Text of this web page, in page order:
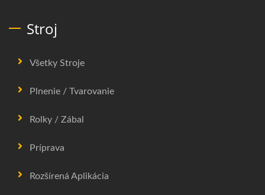
Stroj
Všetky Stroje
Plnenie / Tvarovanie
Rolky / Zábal
Príprava
Rozšírená Aplikácia